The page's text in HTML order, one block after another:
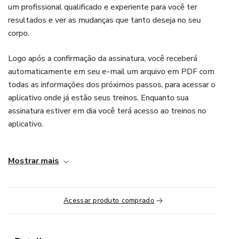
um profissional qualificado e experiente para você ter
resultados e ver as mudanças que tanto deseja no seu
corpo.
Logo após a confirmação da assinatura, você receberá
automaticamente em seu e-mail um arquivo em PDF com
todas as informações dos próximos passos, para acessar o
aplicativo onde já estão seus treinos. Enquanto sua
assinatura estiver em dia você terá acesso ao treinos no
aplicativo.
coxas, acabar com as celulites e definir todo seu corpo, no
planejamento de treinos diferentes por mês, isso mesmo,
todo mês um treino novo para você ter cada vez mais
resultados treinando em CASA. Os treinos serão trocados
Mostrar mais
Acessar produto comprado